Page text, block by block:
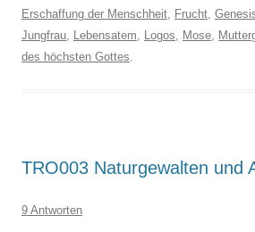
Erschaffung der Menschheit, Frucht,
Jungfrau, Lebensatem, Logos, Mose,
des höchsten Gottes.
TRO003 Naturgewalten und
9 Antworten